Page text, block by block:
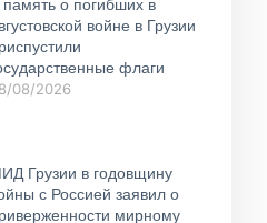
память о погибших в
войне в Грузии
флаги
08/2026
Грузии в годовщину
с Россией заявил о
мирному